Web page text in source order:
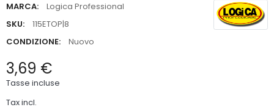
MARCA:
Logica Professional
SKU:
115ETOP|8
CONDIZIONE:
Nuovo
3,69 €
Tasse incluse
Tax incl.